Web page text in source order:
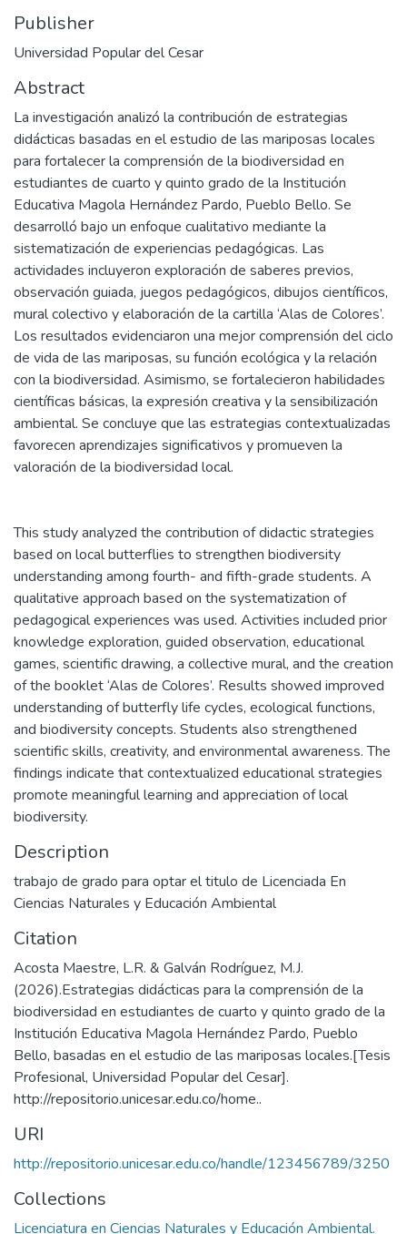
Publisher
Universidad Popular del Cesar
Abstract
La investigación analizó la contribución de estrategias
didácticas basadas en el estudio de las mariposas locales
para fortalecer la comprensión de la biodiversidad en
estudiantes de cuarto y quinto grado de la Institución
Educativa Magola Hernández Pardo, Pueblo Bello. Se
desarrolló bajo un enfoque cualitativo mediante la
sistematización de experiencias pedagógicas. Las
actividades incluyeron exploración de saberes previos,
observación guiada, juegos pedagógicos, dibujos científicos,
mural colectivo y elaboración de la cartilla ‘Alas de Colores’.
Los resultados evidenciaron una mejor comprensión del ciclo
de vida de las mariposas, su función ecológica y la relación
con la biodiversidad. Asimismo, se fortalecieron habilidades
científicas básicas, la expresión creativa y la sensibilización
ambiental. Se concluye que las estrategias contextualizadas
favorecen aprendizajes significativos y promueven la
valoración de la biodiversidad local.
This study analyzed the contribution of didactic strategies
based on local butterflies to strengthen biodiversity
understanding among fourth- and fifth-grade students. A
qualitative approach based on the systematization of
pedagogical experiences was used. Activities included prior
knowledge exploration, guided observation, educational
games, scientific drawing, a collective mural, and the creation
of the booklet ‘Alas de Colores’. Results showed improved
understanding of butterfly life cycles, ecological functions,
and biodiversity concepts. Students also strengthened
scientific skills, creativity, and environmental awareness. The
findings indicate that contextualized educational strategies
promote meaningful learning and appreciation of local
biodiversity.
Description
trabajo de grado para optar el titulo de Licenciada En
Ciencias Naturales y Educación Ambiental
Citation
Acosta Maestre, L.R. & Galván Rodríguez, M.J.
(2026).Estrategias didácticas para la comprensión de la
biodiversidad en estudiantes de cuarto y quinto grado de la
Institución Educativa Magola Hernández Pardo, Pueblo
Bello, basadas en el estudio de las mariposas locales.[Tesis
Profesional, Universidad Popular del Cesar].
http://repositorio.unicesar.edu.co/home..
URI
http://repositorio.unicesar.edu.co/handle/123456789/3250
Collections
Licenciatura en Ciencias Naturales y Educación Ambiental.